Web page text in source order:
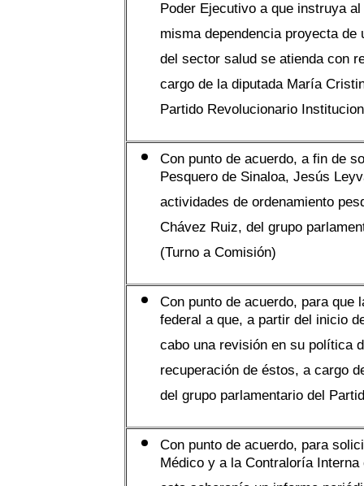
Poder Ejecutivo a que instruya
misma dependencia proyecta
del sector salud se atienda con
cargo de la diputada María
Partido Revolucionario
Con punto de acuerdo, a fin de
Pesquero de Sinaloa, Jesús
actividades de ordenamiento
Chávez Ruiz, del grupo
(Turno a Comisión)
Con punto de acuerdo, para que
federal a que, a partir del inicio
cabo una revisión en su política
recuperación de éstos, a cargo
del grupo parlamentario del
Con punto de acuerdo, para
Médico y a la Contraloría